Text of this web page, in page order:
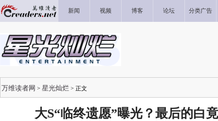
新闻 视频 博客 论坛 分类广告
万维读者网 > 星光灿烂 > 正文
大S“临终遗愿”曝光？最后的白